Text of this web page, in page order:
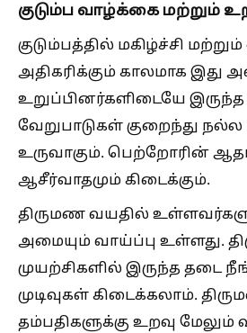
குடும்ப வாழ்க்கை மற்றும்
குடும்பத்தில் மகிழ்ச்சி
அதிகரிக்கும் காலமாக இது
உறுப்பினர்களிடையே இருந்த
வேறுபாடுகள் குறைந்து நல்ல
உருவாகும். பெற்றோரின்
ஆசீர்வாதமும் கிடைக்கும்.
திருமண வயதில்
அமையும் வாய்ப்பு உள்ளது.
முயற்சிகளில் இருந்த தடை
முடிவுகள் கிடைக்கலாம்.
தம்பதிகளுக்கு உறவு மேலும்